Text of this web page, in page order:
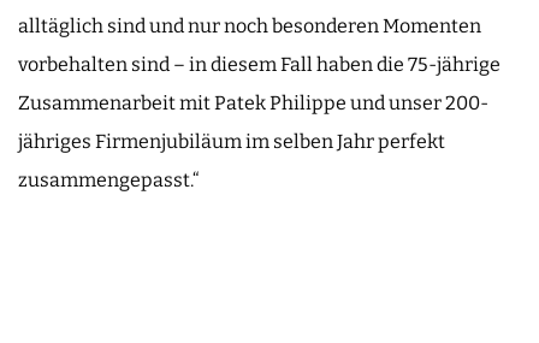
alltäglich sind und nur noch besonderen Momenten
vorbehalten sind – in diesem Fall haben die 75-jährige
Zusammenarbeit mit Patek Philippe und unser 200-
jähriges Firmenjubiläum im selben Jahr perfekt
zusammengepasst.“